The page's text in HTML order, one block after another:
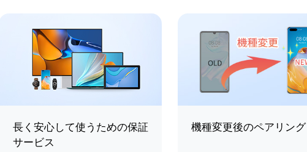
長く安心して使うための保証
サービス
機種変更後のペアリング